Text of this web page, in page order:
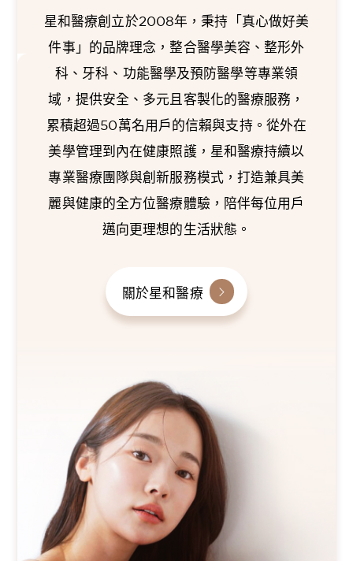
星和醫療創立於2008年，秉持「真心做好美
件事」的品牌理念，整合醫學美容、整形外
科、牙科、功能醫學及預防醫學等專業領
域，提供安全、多元且客製化的醫療服務，
累積超過50萬名用戶的信賴與支持。從外在
美學管理到內在健康照護，星和醫療持續以
專業醫療團隊與創新服務模式，打造兼具美
麗與健康的全方位醫療體驗，陪伴每位用戶
邁向更理想的生活狀態。
關於星和醫療